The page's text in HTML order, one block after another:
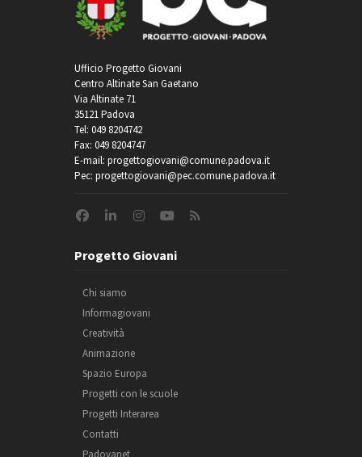
Ufficio Progetto Giovani
Centro Altinate San Gaetano
Via Altinate 71
35121 Padova
Tel: 049 8204742
Fax: 049 8204747
E-mail: progettogiovani@comune.padova.it
Pec: progettogiovani@pec.comune.padova.it
Progetto Giovani
Chi siamo
Informagiovani
Creatività
Animazione
Spazio Europa
Progetti con le scuole
Progetti Interarea
Contatti